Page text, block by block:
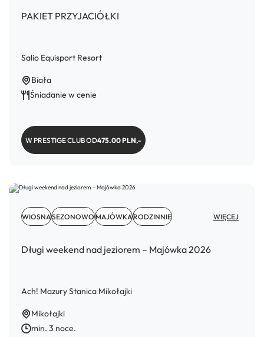
PAKIET PRZYJACIÓŁKI
Salio Equisport Resort
Biała
Śniadanie w cenie
W PRESTIGE CLUB OD475.00 PLN,-
Długi weekend nad jeziorem – Majówka 2026
WIOSNASEZONOWOMAJÓWKARODZINNIE WIĘCEJ
Ach! Mazury Stanica Mikołajki
Mikołajki
min. 3 noce.